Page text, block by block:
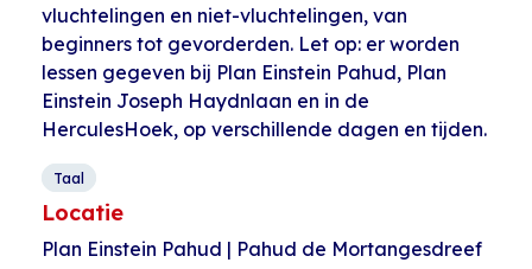
vluchtelingen en niet-vluchtelingen, van
beginners tot gevorderden. Let op: er worden
lessen gegeven bij Plan Einstein Pahud, Plan
Einstein Joseph Haydnlaan en in de
HerculesHoek, op verschillende dagen en tijden.
Taal
Locatie
Plan Einstein Pahud | Pahud de Mortangesdreef